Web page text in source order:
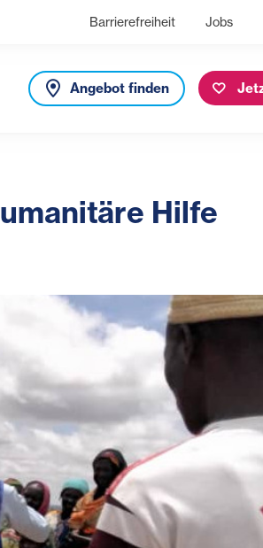
Barrierefreiheit Jobs
Angebot finden
Hilfe